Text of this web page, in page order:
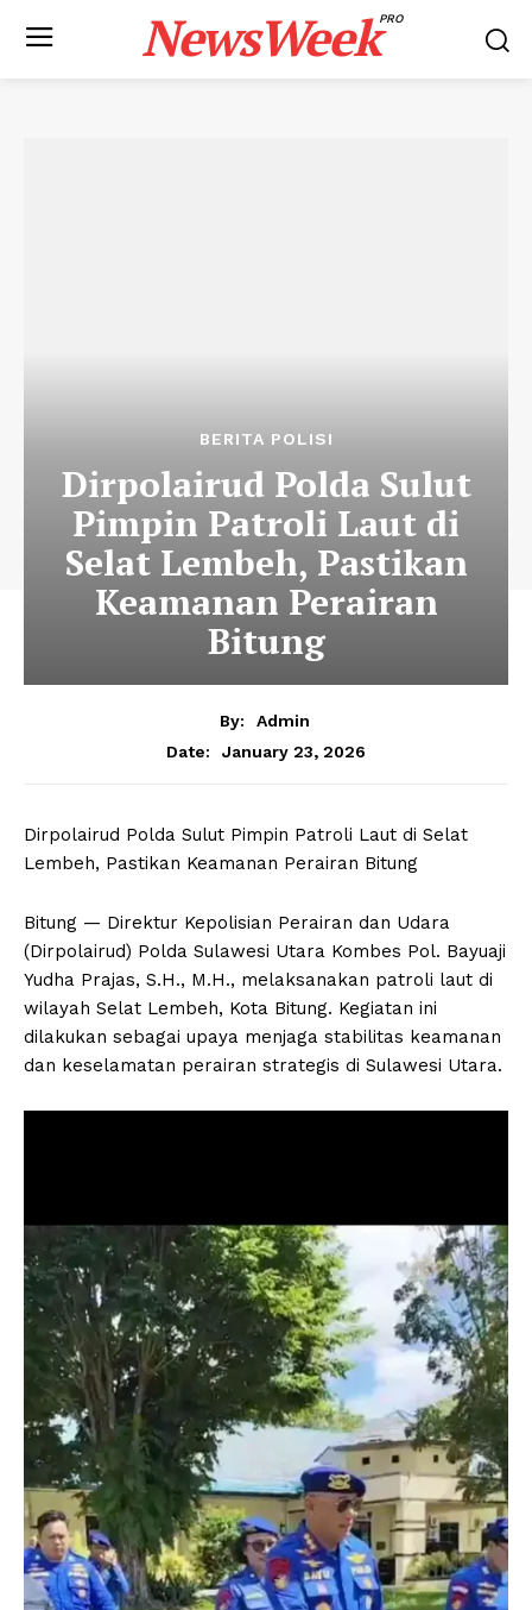
NewsWeekPRO
BERITA POLISI
Dirpolairud Polda Sulut
Pimpin Patroli Laut di
Selat Lembeh, Pastikan
Keamanan Perairan
Bitung
By:
Admin
Date:
January 23, 2026
Dirpolairud Polda Sulut Pimpin Patroli Laut di Selat
Lembeh, Pastikan Keamanan Perairan Bitung
Bitung — Direktur Kepolisian Perairan dan Udara
(Dirpolairud) Polda Sulawesi Utara Kombes Pol. Bayuaji
Yudha Prajas, S.H., M.H., melaksanakan patroli laut di
wilayah Selat Lembeh, Kota Bitung. Kegiatan ini
dilakukan sebagai upaya menjaga stabilitas keamanan
dan keselamatan perairan strategis di Sulawesi Utara.